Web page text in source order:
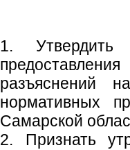
1. Утвердить
разъяснений
нормативных
Самарской
2. Признать